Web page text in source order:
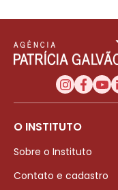
O INSTITUTO
Sobre o Instituto
Contato e cadastro